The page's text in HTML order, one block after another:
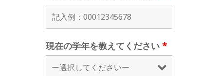
現在の学年を教えてください *